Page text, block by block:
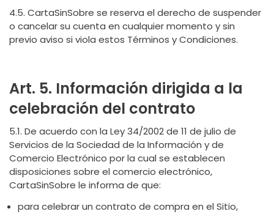
4.5. CartaSinSobre se reserva el derecho de suspender
o cancelar su cuenta en cualquier momento y sin
previo aviso si viola estos Términos y Condiciones.
Art. 5. Información dirigida a la
celebración del contrato
5.1. De acuerdo con la Ley 34/2002 de 11 de julio de
Servicios de la Sociedad de la Información y de
Comercio Electrónico por la cual se establecen
disposiciones sobre el comercio electrónico,
CartaSinSobre le informa de que:
para celebrar un contrato de compra en el Sitio,